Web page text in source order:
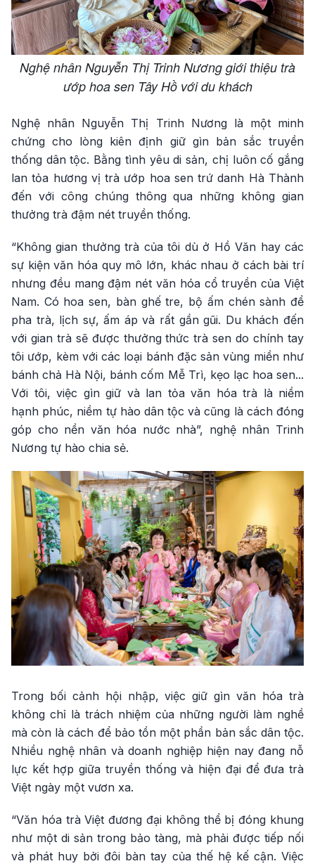
Nghệ nhân Nguyễn Thị Trinh Nương giới thiệu trà
ướp hoa sen Tây Hồ với du khách
Nghệ nhân Nguyễn Thị Trinh Nương là một minh
chứng cho lòng kiên định giữ gìn bản sắc truyền
thống dân tộc. Bằng tình yêu di sản, chị luôn cố gắng
lan tỏa hương vị trà ướp hoa sen trứ danh Hà Thành
đến với công chúng thông qua những không gian
thưởng trà đậm nét truyền thống.
“Không gian thưởng trà của tôi dù ở Hồ Văn hay các
sự kiện văn hóa quy mô lớn, khác nhau ở cách bài trí
nhưng đều mang đậm nét văn hóa cổ truyền của Việt
Nam. Có hoa sen, bàn ghế tre, bộ ấm chén sành để
pha trà, lịch sự, ấm áp và rất gần gũi. Du khách đến
với gian trà sẽ được thưởng thức trà sen do chính tay
tôi ướp, kèm với các loại bánh đặc sản vùng miền như
bánh chả Hà Nội, bánh cốm Mễ Trì, kẹo lạc hoa sen...
Với tôi, việc gìn giữ và lan tỏa văn hóa trà là niềm
hạnh phúc, niềm tự hào dân tộc và cũng là cách đóng
góp cho nền văn hóa nước nhà”, nghệ nhân Trinh
Nương tự hào chia sẻ.
Trong bối cảnh hội nhập, việc giữ gìn văn hóa trà
không chỉ là trách nhiệm của những người làm nghề
mà còn là cách để bảo tồn một phần bản sắc dân tộc.
Nhiều nghệ nhân và doanh nghiệp hiện nay đang nỗ
lực kết hợp giữa truyền thống và hiện đại để đưa trà
Việt ngày một vươn xa.
“Văn hóa trà Việt đương đại không thể bị đóng khung
như một di sản trong bảo tàng, mà phải được tiếp nối
và phát huy bởi đôi bàn tay của thế hệ kế cận. Việc